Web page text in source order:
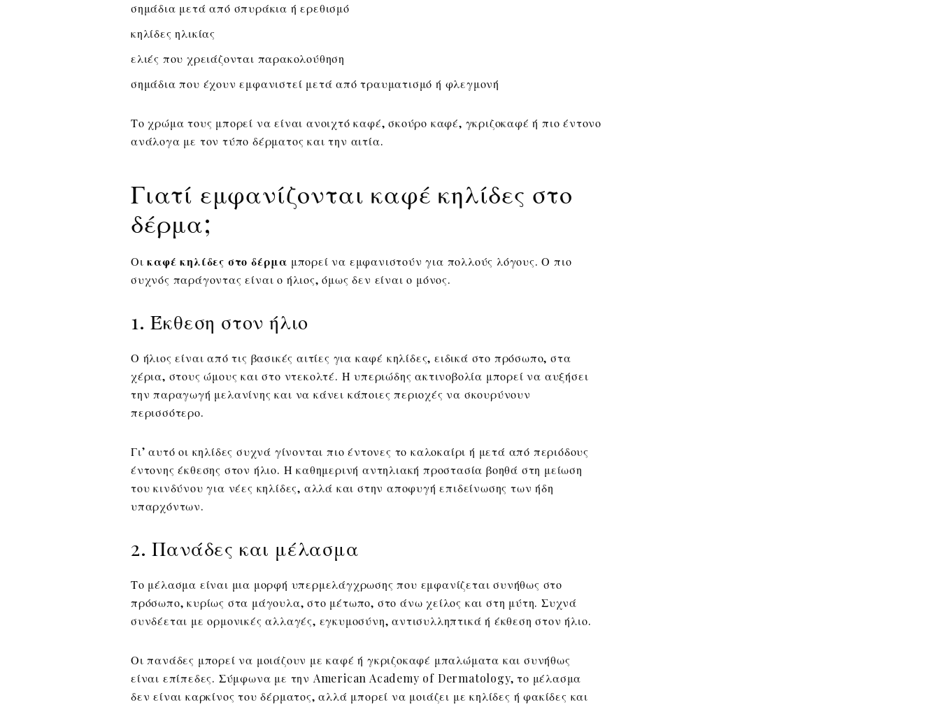
σημάδια μετά από σπυράκια ή ερεθισμό
κηλίδες ηλικίας
ελιές που χρειάζονται παρακολούθηση
σημάδια που έχουν εμφανιστεί μετά από τραυματισμό ή φλεγμονή
Το χρώμα τους μπορεί να είναι ανοιχτό καφέ, σκούρο καφέ, γκριζοκαφέ ή πιο έντονο
ανάλογα με τον τύπο δέρματος και την αιτία.
Γιατί εμφανίζονται καφέ κηλίδες στο
δέρμα;
Οικαφέ κηλίδες στο δέρμα μπορεί να εμφανιστούν για πολλούς λόγους. Ο πιο
συχνός παράγοντας είναι ο ήλιος, όμως δεν είναι ο μόνος.
1. Έκθεση στον ήλιο
Ο ήλιος είναι από τις βασικές αιτίες για καφέ κηλίδες, ειδικά στο πρόσωπο, στα
χέρια, στους ώμους και στο ντεκολτέ. Η υπεριώδης ακτινοβολία μπορεί να αυξήσει
την παραγωγή μελανίνης και να κάνει κάποιες περιοχές να σκουρύνουν
περισσότερο.
Γι’ αυτό οι κηλίδες συχνά γίνονται πιο έντονες το καλοκαίρι ή μετά από περιόδους
έντονης έκθεσης στον ήλιο. Η καθημερινή αντηλιακή προστασία βοηθά στη μείωση
του κινδύνου για νέες κηλίδες, αλλά και στην αποφυγή επιδείνωσης των ήδη
υπαρχόντων.
2. Πανάδες και μέλασμα
Το μέλασμα είναι μια μορφή υπερμελάγχρωσης που εμφανίζεται συνήθως στο
πρόσωπο, κυρίως στα μάγουλα, στο μέτωπο, στο άνω χείλος και στη μύτη. Συχνά
συνδέεται με ορμονικές αλλαγές, εγκυμοσύνη, αντισυλληπτικά ή έκθεση στον ήλιο.
Οι πανάδες μπορεί να μοιάζουν με καφέ ή γκριζοκαφέ μπαλώματα και συνήθως
είναι επίπεδες. Σύμφωνα με την American Academy of Dermatology, το μέλασμα
δεν είναι καρκίνος του δέρματος, αλλά μπορεί να μοιάζει με κηλίδες ή φακίδες και